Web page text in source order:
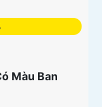
Màu Ban